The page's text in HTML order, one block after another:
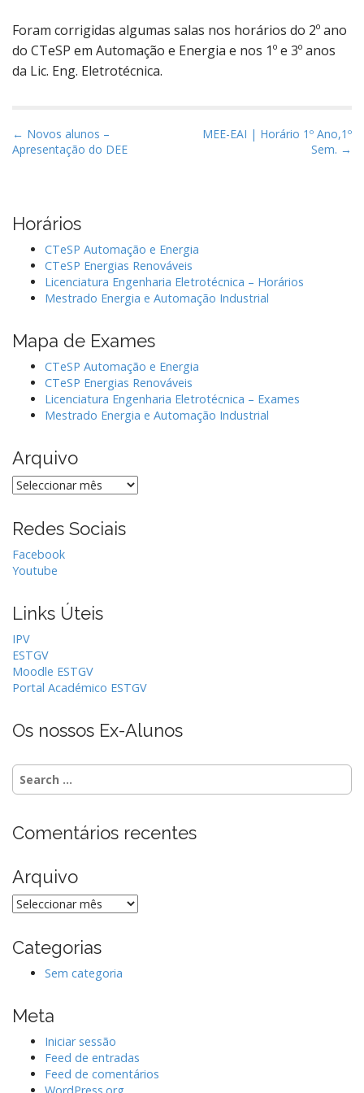
Foram corrigidas algumas salas nos horários do 2º ano
do CTeSP em Automação e Energia e nos 1º e 3º anos
da Lic. Eng. Eletrotécnica.
P
o
n
t
← Novos alunos –
Apresentação do DEE
MEE-EAI | Horário 1º Ano,1º
Sem. →
Horários
CTeSP Automação e Energia
CTeSP Energias Renováveis
Licenciatura Engenharia Eletrotécnica – Horários
Mestrado Energia e Automação Industrial
Mapa de Exames
CTeSP Automação e Energia
CTeSP Energias Renováveis
Licenciatura Engenharia Eletrotécnica – Exames
Mestrado Energia e Automação Industrial
Arquivo
Arquivo
Redes Sociais
Facebook
Youtube
Links Úteis
IPV
ESTGV
Moodle ESTGV
Portal Académico ESTGV
Os nossos Ex-Alunos
S
e
c
f
o
:
Comentários recentes
Arquivo
Arquivo
Categorias
Sem categoria
Meta
Iniciar sessão
Feed de entradas
Feed de comentários